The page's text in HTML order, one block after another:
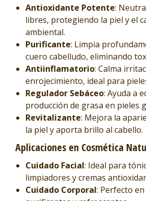
Antioxidante Potente:
libres, protegiendo la piel y el
ambiental.
Purificante: Limpia
cuero cabelludo, eliminando
Antiinflamatorio: Calma
enrojecimiento, ideal para
Regulador Sebáceo: Ayuda a
producción de grasa en pieles
Revitalizante: Mejora la
la piel y aporta brillo al cabello.
Aplicaciones en Cosmética
Cuidado Facial: Ideal para
limpiadores y cremas
Cuidado Corporal: Perfecto